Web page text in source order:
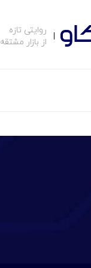
روایتی تازه
از بازار مشتقه